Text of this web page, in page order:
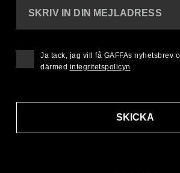
SKRIV IN DIN MEJLADRESS
SKICKA
Ja tack, jag vill få GAFFAs nyhetsbrev
därmed integritetspolicyn